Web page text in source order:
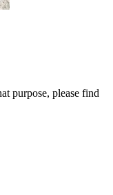
purpose, please find